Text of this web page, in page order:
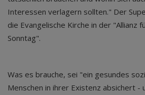
Interessen verlagern sollten." Der
die Evangelische Kirche in der "Allianz
Sonntag".
Was es brauche, sei "ein gesundes
Menschen in ihrer Existenz absichert -